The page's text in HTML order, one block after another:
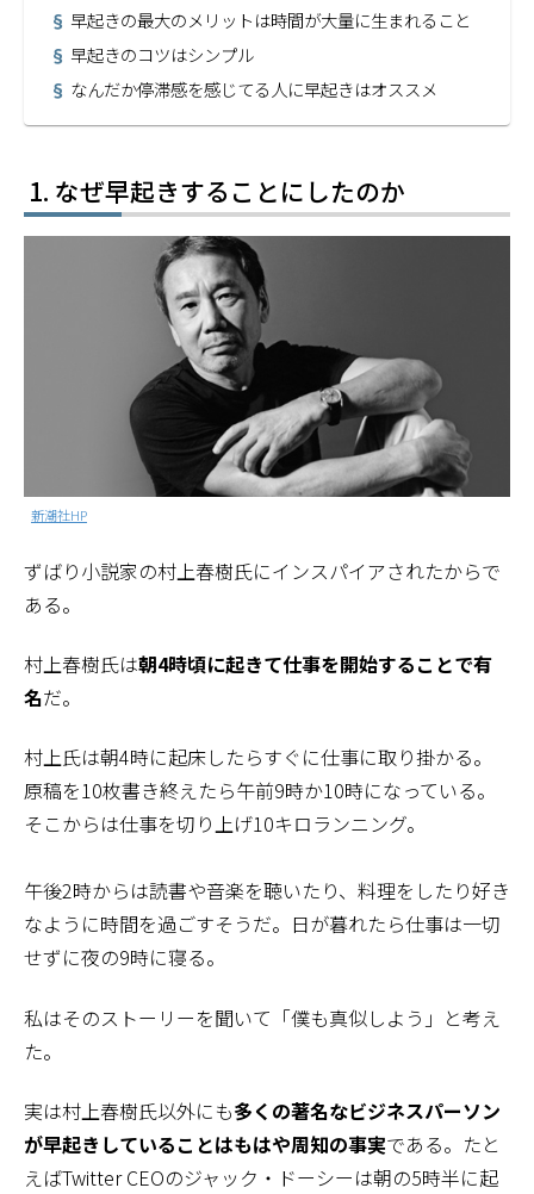
早起きの最大のメリットは時間が大量に生まれること
早起きのコツはシンプル
なんだか停滞感を感じてる人に早起きはオススメ
なぜ早起きすることにしたのか
新潮社HP
ずばり小説家の村上春樹氏にインスパイアされたからで
ある。
村上春樹氏は朝4時頃に起きて仕事を開始することで有
名だ。
村上氏は朝4時に起床したらすぐに仕事に取り掛かる。
原稿を10枚書き終えたら午前9時か10時になっている。
そこからは仕事を切り上げ10キロランニング。
午後2時からは読書や音楽を聴いたり、料理をしたり好き
なように時間を過ごすそうだ。日が暮れたら仕事は一切
せずに夜の9時に寝る。
私はそのストーリーを聞いて「僕も真似しよう」と考え
た。
実は村上春樹氏以外にも多くの著名なビジネスパーソン
が早起きしていることはもはや周知の事実である。たと
えばTwitter CEOのジャック・ドーシーは朝の5時半に起